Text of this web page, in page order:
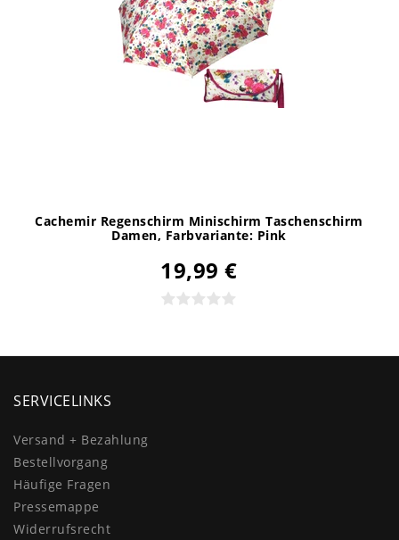
Cachemir Regenschirm Minischirm Taschenschirm
Damen, Farbvariante: Pink
19,99 €
SERVICELINKS
Versand + Bezahlung
Bestellvorgang
Häufige Fragen
Pressemappe
Widerrufs­recht